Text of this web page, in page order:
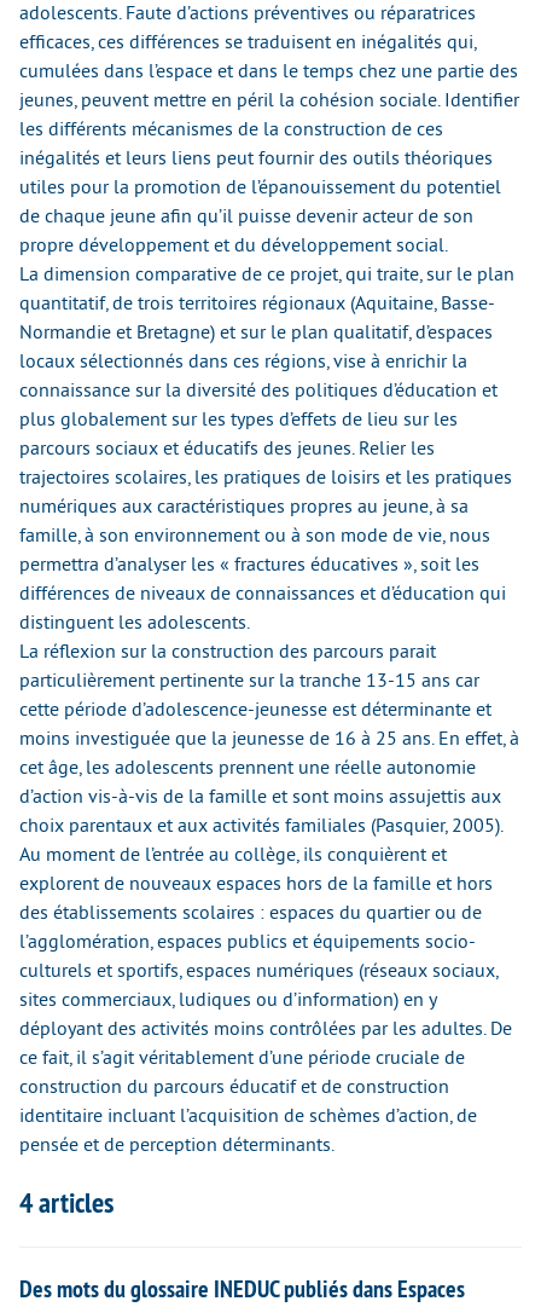
adolescents. Faute d’actions préventives ou réparatrices
efficaces, ces différences se traduisent en inégalités qui,
cumulées dans l’espace et dans le temps chez une partie des
jeunes, peuvent mettre en péril la cohésion sociale. Identifier
les différents mécanismes de la construction de ces
inégalités et leurs liens peut fournir des outils théoriques
utiles pour la promotion de l’épanouissement du potentiel
de chaque jeune afin qu’il puisse devenir acteur de son
propre développement et du développement social.
La dimension comparative de ce projet, qui traite, sur le plan
quantitatif, de trois territoires régionaux (Aquitaine, Basse-
Normandie et Bretagne) et sur le plan qualitatif, d’espaces
locaux sélectionnés dans ces régions, vise à enrichir la
connaissance sur la diversité des politiques d’éducation et
plus globalement sur les types d’effets de lieu sur les
parcours sociaux et éducatifs des jeunes. Relier les
trajectoires scolaires, les pratiques de loisirs et les pratiques
numériques aux caractéristiques propres au jeune, à sa
famille, à son environnement ou à son mode de vie, nous
permettra d’analyser les « fractures éducatives », soit les
différences de niveaux de connaissances et d’éducation qui
distinguent les adolescents.
La réflexion sur la construction des parcours parait
particulièrement pertinente sur la tranche 13-15 ans car
cette période d’adolescence-jeunesse est déterminante et
moins investiguée que la jeunesse de 16 à 25 ans. En effet, à
cet âge, les adolescents prennent une réelle autonomie
d’action vis-à-vis de la famille et sont moins assujettis aux
choix parentaux et aux activités familiales (Pasquier, 2005).
Au moment de l’entrée au collège, ils conquièrent et
explorent de nouveaux espaces hors de la famille et hors
des établissements scolaires : espaces du quartier ou de
l’agglomération, espaces publics et équipements socio-
culturels et sportifs, espaces numériques (réseaux sociaux,
sites commerciaux, ludiques ou d’information) en y
déployant des activités moins contrôlées par les adultes. De
ce fait, il s’agit véritablement d’une période cruciale de
construction du parcours éducatif et de construction
identitaire incluant l’acquisition de schèmes d’action, de
pensée et de perception déterminants.
4 articles
Des mots du glossaire INEDUC publiés dans Espaces